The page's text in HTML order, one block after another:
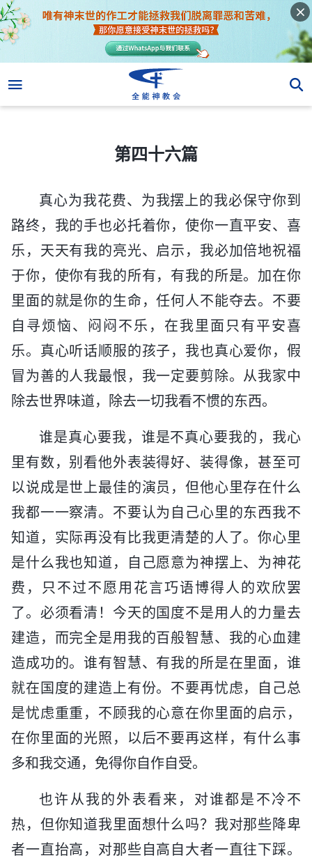
第四十六篇
真心为我花费、为我摆上的我必保守你到
路终，我的手也必托着你，使你一直平安、喜
乐，天天有我的亮光、启示，我必加倍地祝福
于你，使你有我的所有，有我的所是。加在你
里面的就是你的生命，任何人不能夺去。不要
自寻烦恼、闷闷不乐，在我里面只有平安喜
乐。真心听话顺服的孩子，我也真心爱你，假
冒为善的人我最恨，我一定要剪除。从我家中
除去世界味道，除去一切我看不惯的东西。
谁是真心要我，谁是不真心要我的，我心
里有数，别看他外表装得好、装得像，甚至可
以说成是世上最佳的演员，但他心里存在什么
我都一一察清。不要认为自己心里的东西我不
知道，实际再没有比我更清楚的人了。你心里
是什么我也知道，自己愿意为神摆上、为神花
费，只不过不愿用花言巧语博得人的欢欣罢
了。必须看清！今天的国度不是用人的力量去
建造，而完全是用我的百般智慧、我的心血建
造成功的。谁有智慧、有我的所是在里面，谁
就在国度的建造上有份。不要再忧虑，自己总
是忧虑重重，不顾我的心意在你里面的启示，
在你里面的光照，以后不要再这样，有什么事
多和我交通，免得你自作自受。
也许从我的外表看来，对谁都是不冷不
热，但你知道我里面想什么吗？我对那些降卑
者一直抬高，对那些自高自大者一直往下踩。